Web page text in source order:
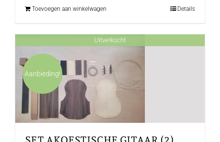
Toevoegen aan winkelwagen Details
Uitverkocht
Aanbieding!